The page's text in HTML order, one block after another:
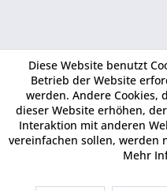
Diese Website benutzt
Betrieb der Website
werden. Andere Cookies,
dieser Website erhöhen,
Interaktion mit anderen
vereinfachen sollen, werden
Mehr